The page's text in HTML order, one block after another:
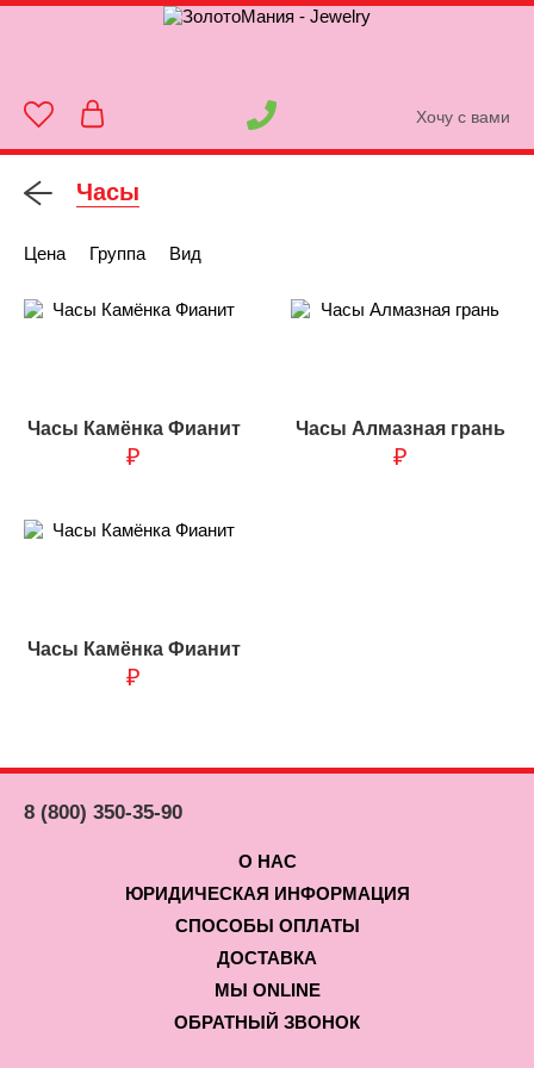
Хочу с вами
Часы
Цена Группа Вид
Часы Камёнка Фианит
₽
Часы Алмазная грань
₽
Часы Камёнка Фианит
₽
8 (800) 350-35-90
О НАС
ЮРИДИЧЕСКАЯ ИНФОРМАЦИЯ
СПОСОБЫ ОПЛАТЫ
ДОСТАВКА
МЫ ONLINE
ОБРАТНЫЙ ЗВОНОК